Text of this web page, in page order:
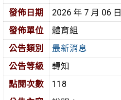
發佈日期
2026 年 7 月 06 日
發佈單位
體育組
公告類別
最新消息
公告等級
轉知
點閱次數
118